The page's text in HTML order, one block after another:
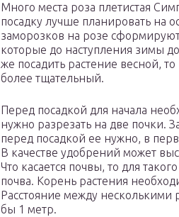
Много места роза плетистая
посадку лучше планировать на
заморозков на розе
которые до наступления зимы
же посадить растение весной,
более тщательный.
Перед посадкой для начала
нужно разрезать на две почки.
перед посадкой ее нужно, в
В качестве удобрений может
Что касается почвы, то для
почва. Корень растения
Расстояние между несколькими
бы 1 метр.